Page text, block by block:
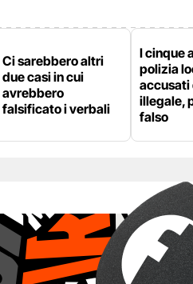
Ci sarebbero altri
due casi in cui
avrebbero
falsificato i verbali
I cinque
polizia
accusati
illegale,
falso